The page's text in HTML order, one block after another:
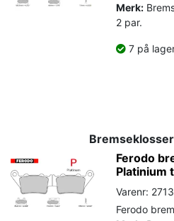
Merk:
2 par.
7 på
Ferodo
Platinium
Varenr:
Ferodo